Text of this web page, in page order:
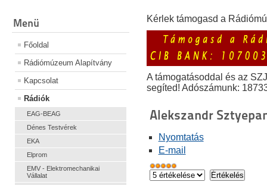
Menü
Főoldal
Rádiómúzeum Alapítvány
Kapcsolat
Rádiók
EAG-BEAG
Dénes Testvérek
EKA
Elprom
EMV - Elektromechanikai
Vállalat
Kérlek támogasd a
A támogatásoddal és az
segíted! Adószámunk:
Alekszandr
Nyomtatás
E-mail